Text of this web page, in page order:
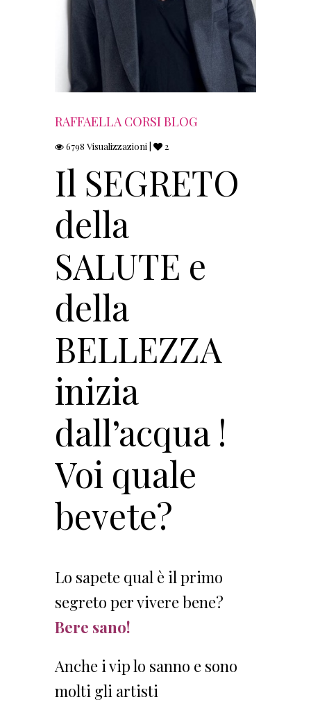
RAFFAELLA CORSI BLOG
6798 Visualizzazioni | 2
Il SEGRETO
della
SALUTE e
della
BELLEZZA
inizia
dall’acqua !
Voi quale
bevete?
Lo sapete qual è il primo
segreto per vivere bene?
Bere sano!
Anche i vip lo sanno e sono
molti gli artisti